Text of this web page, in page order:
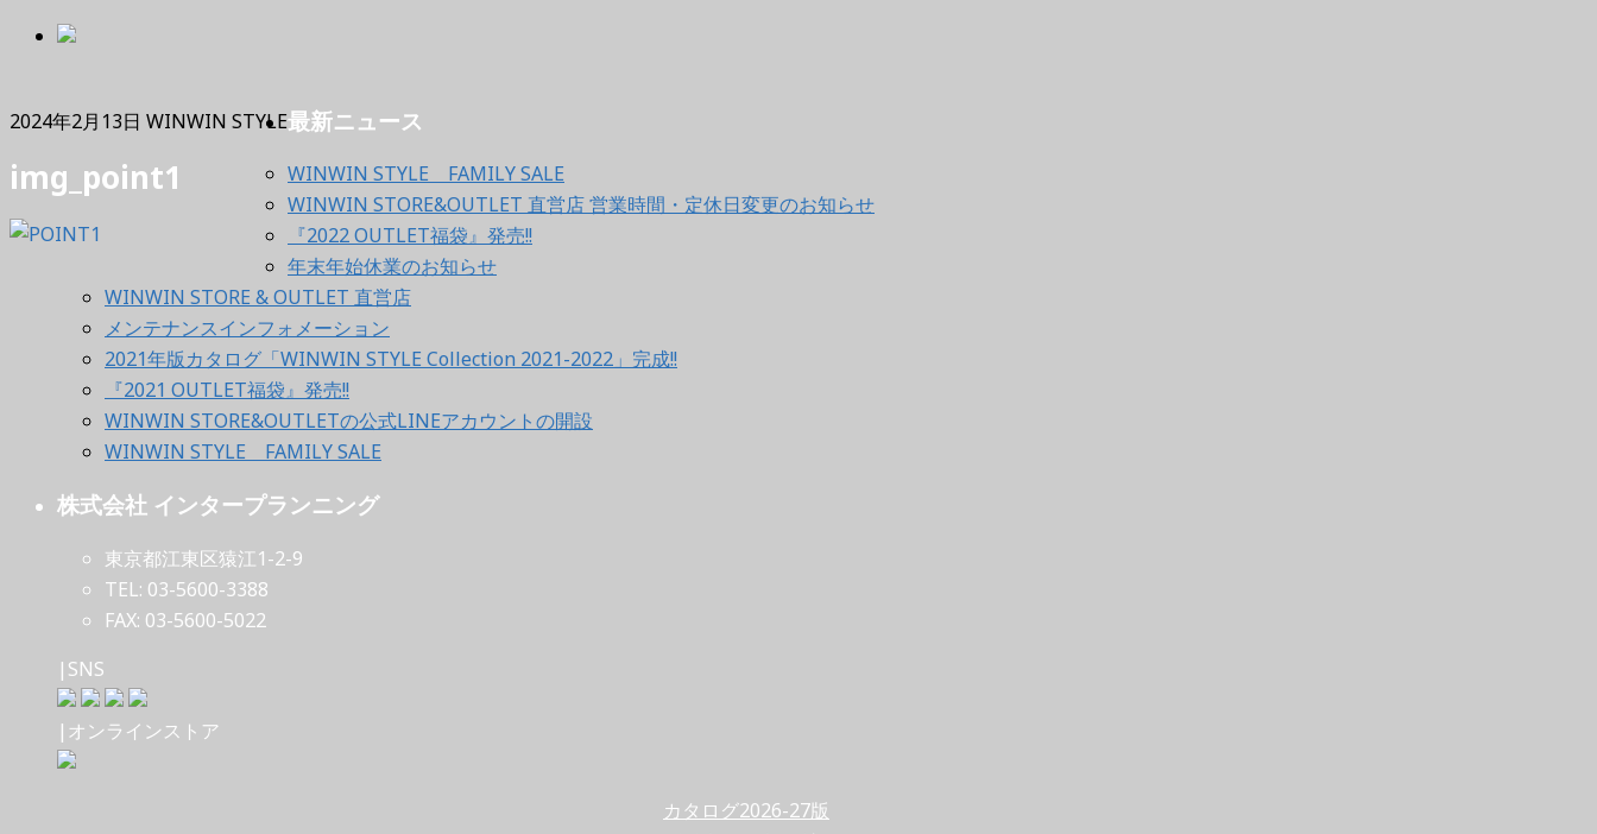
2024年2月13日 WINWIN STYLE
img_point1
最新ニュース
WINWIN STYLE FAMILY SALE
WINWIN STORE&OUTLET 直営店 営業時間・定休日変更のお知らせ
『2022 OUTLET福袋』発売!!
年末年始休業のお知らせ
WINWIN STORE & OUTLET 直営店
メンテナンスインフォメーション
2021年版カタログ「WINWIN STYLE Collection 2021-2022」完成!!
『2021 OUTLET福袋』発売!!
WINWIN STORE&OUTLETの公式LINEアカウントの開設
WINWIN STYLE FAMILY SALE
株式会社 インタープランニング
東京都江東区猿江1-2-9
TEL: 03-5600-3388
FAX: 03-5600-5022
|SNS
|オンラインストア
カタログ2026-27版